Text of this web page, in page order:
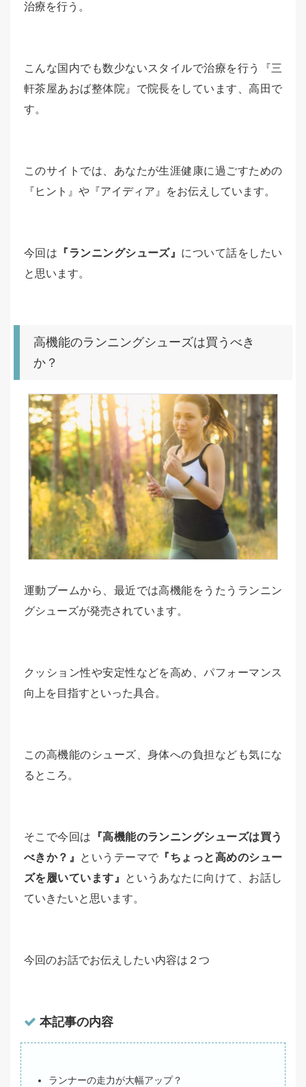
治療を行う。
こんな国内でも数少ないスタイルで治療を行う『三
軒茶屋あおば整体院』で院長をしています、高田で
す。
このサイトでは、あなたが生涯健康に過ごすための
『ヒント』や『アイディア』をお伝えしています。
今回は 『ランニングシューズ』 について話をしたい
と思います。
高機能のランニングシューズは買うべき
か？
運動ブームから、最近では高機能をうたうランニン
グシューズが発売されています。
クッション性や安定性などを高め、パフォーマンス
向上を目指すといった具合。
この高機能のシューズ、身体への負担なども気にな
るところ。
そこで今回は
『高機能のランニングシューズは買う
べきか？』
というテーマで 『ちょっと高めのシュー
ズを履いています』
というあなたに向けて、お話し
ていきたいと思います。
今回のお話でお伝えしたい内容は２つ
本記事の内容
ランナーの走力が大幅アップ？